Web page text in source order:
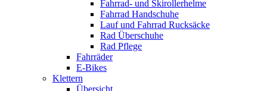
Fahrrad- und Skirollerhelme
Fahrrad Handschuhe
Lauf und Fahrrad Rucksäcke
Rad Überschuhe
Rad Pflege
Fahrräder
E-Bikes
Klettern
Übersicht